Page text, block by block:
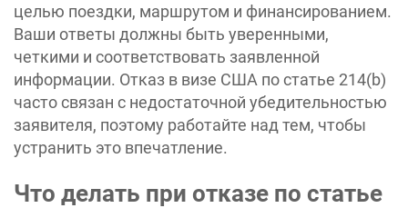
целью поездки, маршрутом и финансированием.
Ваши ответы должны быть уверенными,
четкими и соответствовать заявленной
информации. Отказ в визе США по статье 214(b)
часто связан с недостаточной убедительностью
заявителя, поэтому работайте над тем, чтобы
устранить это впечатление.
Что делать при отказе по статье